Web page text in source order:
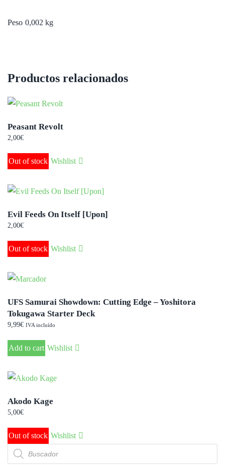
Peso 0,002 kg
Productos relacionados
Peasant Revolt
2,00€
Out of stock Wishlist
Evil Feeds On Itself [Upon]
2,00€
Out of stock Wishlist
UFS Samurai Showdown: Cutting Edge – Yoshitora
Tokugawa Starter Deck
9,99€ IVA incluído
Add to cart Wishlist
Akodo Kage
5,00€
Out of stock Wishlist
Búsqueda
de
productos